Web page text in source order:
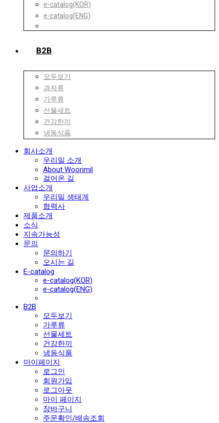
e-catalog(KOR)
e-catalog(ENG)
B2B
모두보기
과자류
가루류
선물세트
건강한끼
냉동식품
회사소개
우리밀 소개
About Woorimil
걸어온 길
사업소개
우리밀 생태계
협력사
제품소개
소식
지속가능성
문의
문의하기
오시는 길
E-catalog
e-catalog(KOR)
e-catalog(ENG)
B2B
모두보기
가루류
선물세트
건강한끼
냉동식품
마이페이지
로그인
회원가입
로그아웃
마이 페이지
장바구니
주문확인/배송조회